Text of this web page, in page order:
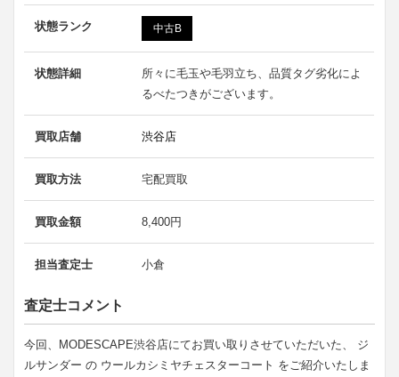
状態ランク 中古B
状態詳細
所々に毛玉や毛羽立ち、品質タグ劣化によ
るべたつきがございます。
買取店舗 渋谷店
買取方法 宅配買取
買取金額 8,400円
担当査定士 小倉
査定士コメント
今回、MODESCAPE渋谷店にてお買い取りさせていただいた、 ジ
ルサンダー の ウールカシミヤチェスターコート をご紹介いたしま